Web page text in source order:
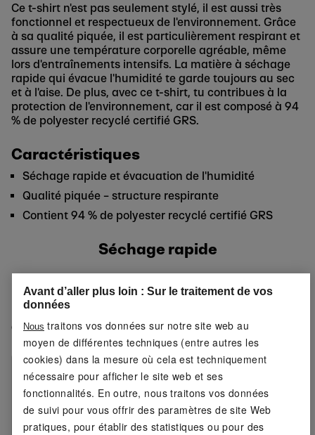
Ce t-shirt n'est pas seulement stylé, il est aussi très
fonctionnel et respectueux de l'environnement. Grâce
à sa qualité piquée, il est particulièrement respirant et
assure une température corporelle agréable, même
lors d'entraînements intensifs. La matière à séchage
rapide qui évacue l'humidité te garde toujours au sec
et à l'aise. De plus, avec ce t-shirt, tu contribues à la
protection de l'environnement, car il est composé à 94
% de polyester recyclé certifié GRS.
Caractéristiques
Séchage rapide et évacuation de l'humidité
Qualité piquée – structure respirante
Contient 94 % de polyester recyclé certifié GRS
Séchage rapide
Évacuation de l'humidité
Caractéristiques du produit
Couleurs :
Détail :
Qualité piquée – structure
respirante
Avant d’aller plus loin : Sur le traitement de vos
données
Nous traitons vos données sur notre site web au
moyen de différentes techniques (entre autres les
cookies) dans la mesure où cela est techniquement
nécessaire pour afficher le site web et ses
fonctionnalités. En outre, nous traitons vos données
de suivi pour vous offrir des paramètres de site Web
pratiques, pour établir des statistiques ou pour des